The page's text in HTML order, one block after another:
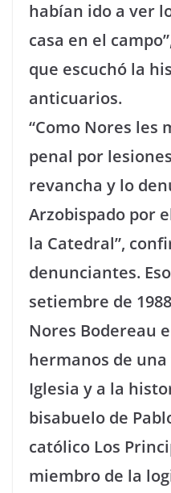
habían ido a ver
casa en el
que escuchó la
anticuarios.
“Como Nores les
penal por
revancha y lo
Arzobispado por
la Catedral”,
denunciantes.
setiembre de
Nores Bodereau
hermanos de
Iglesia y a la
bisabuelo de
católico Los
miembro de la